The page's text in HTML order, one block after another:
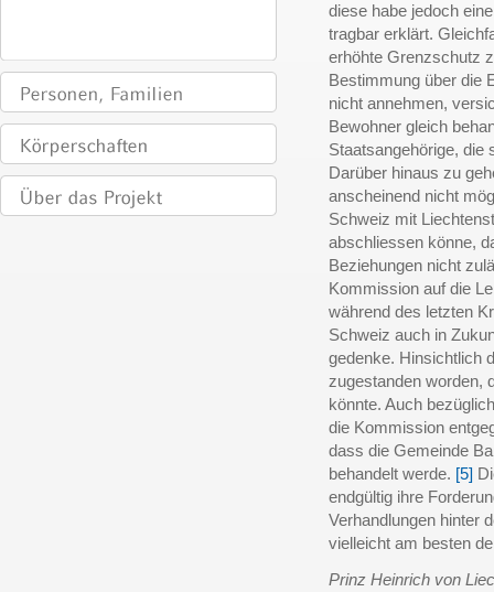
diese habe jedoch
tragbar erklärt.
erhöhte Grenzschutz
Bestimmung über die
nicht annehmen,
Bewohner gleich
Staatsangehörige, die
Darüber hinaus zu
anscheinend nicht
Schweiz mit
abschliessen könne,
Beziehungen nicht
Kommission auf die
während des letzten
Schweiz auch in
gedenke. Hinsichtlich
zugestanden worden,
könnte. Auch
die Kommission
dass die Gemeinde
behandelt werde. [5]
endgültig ihre
Verhandlungen hinter
vielleicht am besten
Prinz Heinrich von